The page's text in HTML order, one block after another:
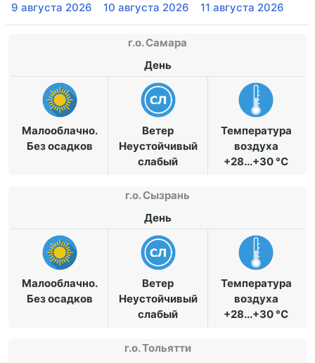
9 августа 2026 10 августа 2026 11 августа 2026
г.о. Самара
День
Малооблачно.
Без осадков
Ветер
Неустойчивый
слабый
Температура
воздуха
+28...+30 °C
г.о. Сызрань
День
Малооблачно.
Без осадков
Ветер
Неустойчивый
слабый
Температура
воздуха
+28...+30 °C
г.о. Тольятти